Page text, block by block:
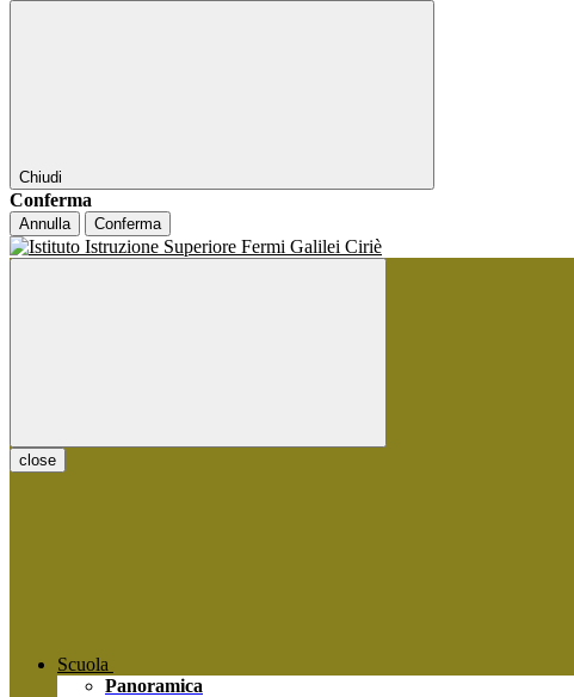
Chiudi
Conferma
Annulla Conferma
close
Scuola
Panoramica